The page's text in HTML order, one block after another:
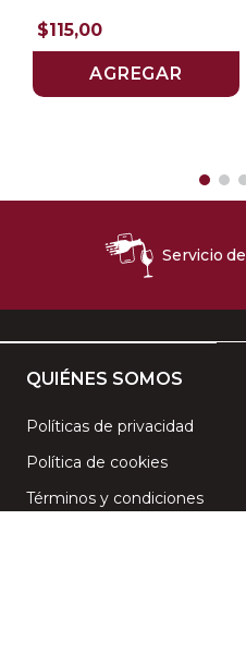
$115,00
AGREGAR
Servicio de
QUIÉNES SOMOS
Políticas de privacidad
Política de cookies
Términos y condiciones